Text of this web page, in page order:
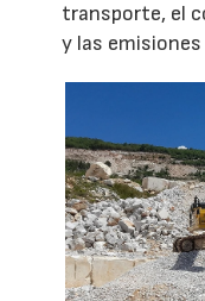
transporte, el
y las